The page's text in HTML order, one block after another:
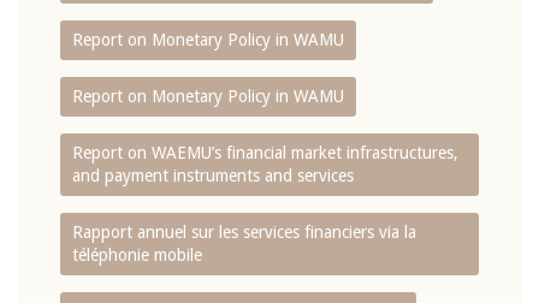
Report on Monetary Policy in WAMU
Report on Monetary Policy in WAMU
Report on WAEMU’s financial market infrastructures,
and payment instruments and services
Rapport annuel sur les services financiers via la
téléphonie mobile